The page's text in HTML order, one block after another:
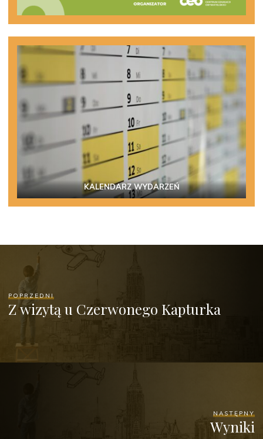
KALENDARZ WYDARZEŃ
POPRZEDNI
Z wizytą u Czerwonego Kapturka
NASTĘPNY
Wyniki